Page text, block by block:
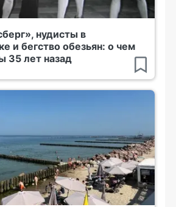
нудисты в
и бегство обезьян: о чем
35 лет назад